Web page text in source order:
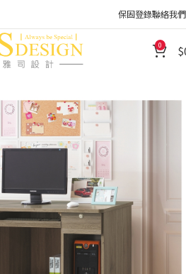
保固登錄聯絡我們
0